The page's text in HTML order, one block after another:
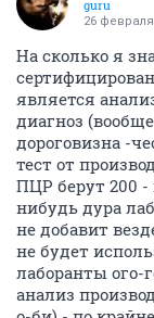
guru
26
На сколько я
является
диагноз
дороговизна -
тест от
ПЦР берут 200 -
нибудь дура
не добавит
не будет
лаборанты ого-
анализ